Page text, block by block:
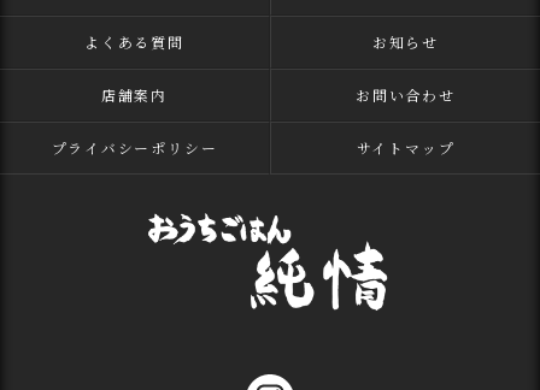
よくある質問 お知らせ
店舗案内 お問い合わせ
プライバシーポリシー サイトマップ